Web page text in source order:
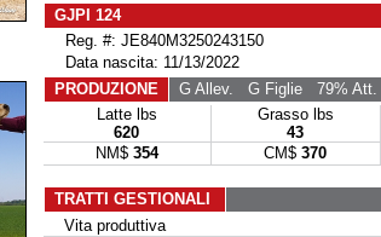
GJPI 124
Reg. #: JE840M3250243150
Data nascita: 11/13/2022
PRODUZIONE
G Allev. G Figlie79% Att.
Latte lbs
620
Grasso lbs
43
NM$ 354 CM$ 370
TRATTI GESTIONALI
Vita produttiva